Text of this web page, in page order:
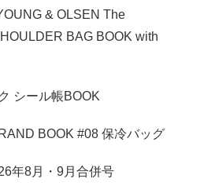
& OLSEN The
BAG BOOK with
シール帳BOOK
BOOK #08 保冷バッグ
年8月・9月合併号